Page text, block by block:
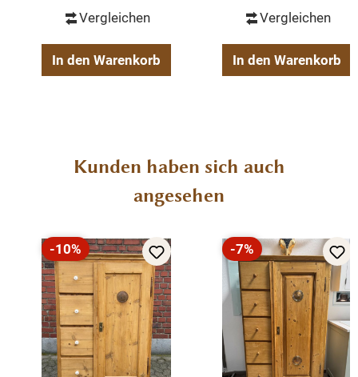
Vergleichen
In den Warenkorb
Vergleichen
In den Warenkorb
Produktgalerie überspringen
Kunden haben sich auch
angesehen
Rabatt
-10%
Rabatt
-7%